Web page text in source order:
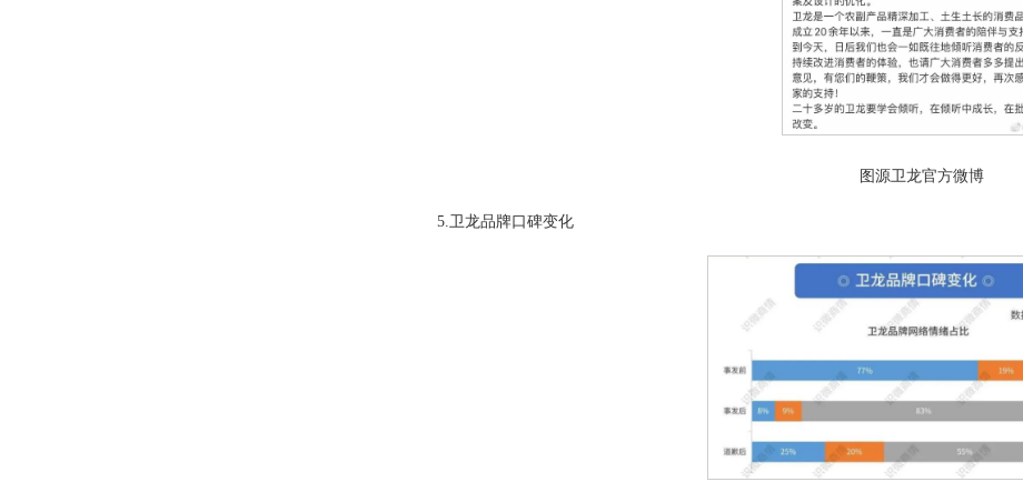
图源卫龙官方微博
5.卫龙品牌口碑变化